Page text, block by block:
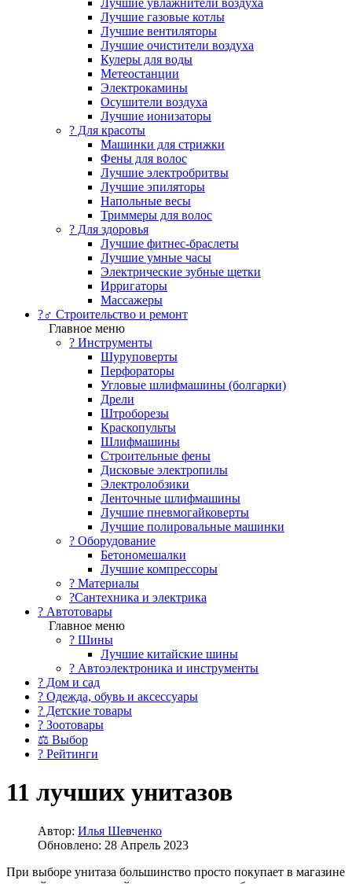
Лучшие газовые котлы
Лучшие вентиляторы
Лучшие очистители воздуха
Кулеры для воды
Метеостанции
Электрокамины
Осушители воздуха
Лучшие ионизаторы
? Для красоты
Машинки для стрижки
Фены для волос
Лучшие электробритвы
Лучшие эпиляторы
Напольные весы
Триммеры для волос
? Для здоровья
Лучшие фитнес-браслеты
Лучшие умные часы
Электрические зубные щетки
Ирригаторы
Массажеры
?‍♂️ Строительство и ремонт
Главное меню
?️ Инструменты
Шуруповерты
Перфораторы
Угловые шлифмашины (болгарки)
Дрели
Штроборезы
Краскопульты
Шлифмашины
Строительные фены
Дисковые электропилы
Электролобзики
Ленточные шлифмашины
Лучшие пневмогайковерты
Лучшие полировальные машинки
?️ Оборудование
Бетономешалки
Лучшие компрессоры
? Материалы
?Сантехника и электрика
? Автотовары
Главное меню
? Шины
Лучшие китайские шины
? Автоэлектроника и инструменты
? Дом и сад
? Одежда, обувь и аксессуары
? Детские товары
? Зоотовары
⚖ Выбор
? Рейтинги
11 лучших унитазов
Автор: Илья Шевченко
Обновлено: 28 Апрель 2023
При выборе унитаза большинство просто покупает в магазине